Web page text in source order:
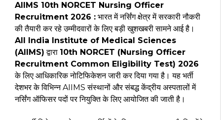
AIIMS 10th NORCET Nursing Officer
Recruitment 2026 : भारत में नर्सिंग क्षेत्र में सरकारी नौकरी
की तैयारी कर रहे उम्मीदवारों के लिए बड़ी खुशखबरी सामने आई है।
All India Institute of Medical Sciences
(AIIMS) द्वारा 10th NORCET (Nursing Officer
Recruitment Common Eligibility Test) 2026
के लिए आधिकारिक नोटिफिकेशन जारी कर दिया गया है। यह भर्ती
देशभर के विभिन्न AIIMS संस्थानों और संबद्ध केंद्रीय अस्पतालों में
नर्सिंग ऑफिसर पदों पर नियुक्ति के लिए आयोजित की जाती है।